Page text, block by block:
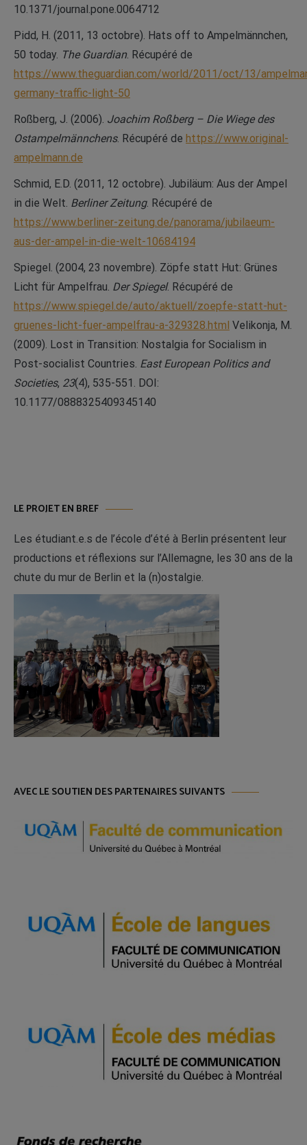
10.1371/journal.pone.0064712
Pidd, H. (2011, 13 octobre). Hats off to Ampelmännchen,
50 today. The Guardian. Récupéré de
https://www.theguardian.com/world/2011/oct/13/
germany-traffic-light-50
Roßberg, J. (2006). Joachim Roßberg – Die Wiege des
Ostampelmännchens. Récupéré de https://www.original-
ampelmann.de
Schmid, E.D. (2011, 12 octobre). Jubiläum: Aus der Ampel
in die Welt. Berliner Zeitung. Récupéré de
https://www.berliner-zeitung.de/panorama/jubilaeum-
aus-der-ampel-in-die-welt-10684194
Spiegel. (2004, 23 novembre). Zöpfe statt Hut: Grünes
Licht für Ampelfrau. Der Spiegel. Récupéré de
https://www.spiegel.de/auto/aktuell/zoepfe-statt-hut-
gruenes-licht-fuer-ampelfrau-a-329328.html Velikonja, M.
(2009). Lost in Transition: Nostalgia for Socialism in
Post-socialist Countries. East European Politics and
Societies, 23(4), 535-551. DOI:
10.1177/0888325409345140
LE PROJET EN BREF
Les étudiant.e.s de l’école d’été à Berlin présentent leur
productions et réflexions sur l’Allemagne, les 30 ans de la
chute du mur de Berlin et la (n)ostalgie.
AVEC LE SOUTIEN DES PARTENAIRES SUIVANTS